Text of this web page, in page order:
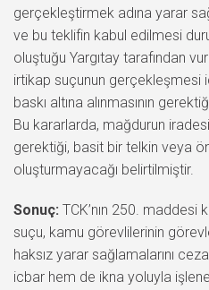
gerçekleştirmek adına yarar
ve bu teklifin kabul edilmesi
oluştuğu Yargıtay tarafından
irtikap suçunun gerçekleşmesi
baskı altına alınmasının
Bu kararlarda, mağdurun
gerektiği, basit bir telkin veya
oluşturmayacağı belirtilmiştir.
Sonuç: TCK’nın 250. maddesi
suçu, kamu görevlilerinin
haksız yarar sağlamalarını
icbar hem de ikna yoluyla